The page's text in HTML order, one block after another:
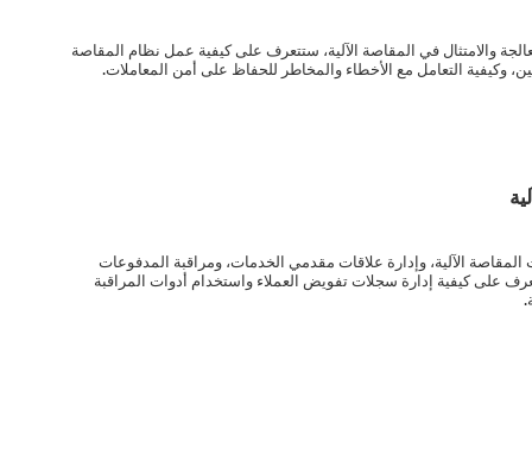
والامتثال في المقاصة الآلية، ستتعرف على كيفية عمل نظام المقاصة
وكيفية التعامل مع الأخطاء والمخاطر للحفاظ على أمن المعاملات.
المقاصة الآلية، وإدارة علاقات مقدمي الخدمات، ومراقبة المدفوعات
على كيفية إدارة سجلات تفويض العملاء واستخدام أدوات المراقبة